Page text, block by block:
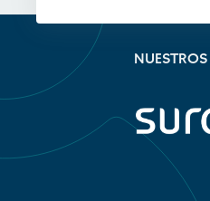
NUESTROS